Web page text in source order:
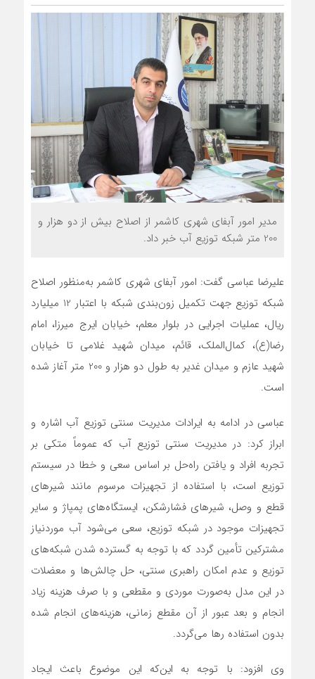
مدیر امور آبفای شهری کاشمر از اصلاح بیش از دو هزار و
200 متر شبکه توزیع آب خبر داد.
علیرضا عباسی گفت: امور آبفای شهری کاشمر به‌منظور اصلاح
شبکه توزیع جهت تکمیل زون‌بندی شبکه با اعتبار 12 میلیارد
ریال، عملیات اجرایی در بلوار معلم، خیابان ایرج میرزا، امام
رضا(ع)، کمال‌الملک، قائم، میدان شهید غلامی تا خیابان
شهید عازم و میدان غدیر به طول دو هزار و 200 متر آغاز شده
است.
عباسی در ادامه به ایرادات مدیریت سنتی توزیع آب اشاره و
ابراز کرد: در مدیریت سنتی توزیع آب که عموماً متکی بر
تجربه افراد و یافتن راه‌حل بر اساس سعی و خطا در سیستم
توزیع است، با استفاده از تجهیزات مرسوم مانند شیرهای
قطع و وصل، شیرهای فشارشکن، ایستگاه‌های پمپاژ و سایر
تجهیزات موجود در شبکه توزیع، سعی می‌شود آب موردنیاز
مشترکین تأمین گردد که با توجه به گسترده شدن شبکه‌های
توزیع و عدم امکان راهبری سنتی، حل چالش‌ها و معضلات
در این مدل به‌صورت موردی و مقطعی و با صرف هزینه زیاد
انجام و بعد عبور از آن مقطع زمانی، هزینه‌های انجام شده
بدون استفاده رها می‌گردد.
وی افزود: با توجه به این‌که این موضوع باعث ایجاد